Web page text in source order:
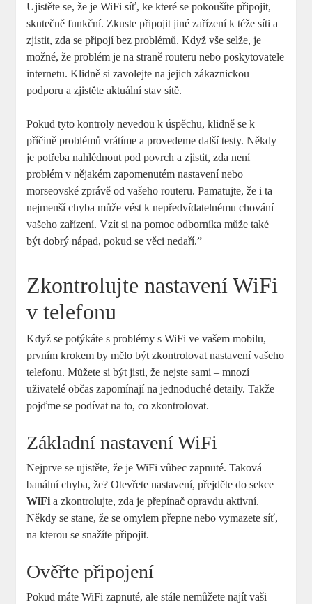
Ujistěte se, že je WiFi síť, ke které se pokoušíte připojit,
skutečně funkční. Zkuste připojit jiné zařízení k téže síti a
zjistit, zda se připojí bez problémů. Když vše selže, je
možné, že problém je na straně routeru nebo poskytovatele
internetu. Klidně si zavolejte na jejich zákaznickou
podporu a zjistěte aktuální stav sítě.
Pokud tyto kontroly nevedou k úspěchu, klidně se k
příčině problémů vrátíme a provedeme další testy. Někdy
je potřeba nahlédnout pod povrch a zjistit, zda není
problém v nějakém zapomenutém nastavení nebo
morseovské zprávě od vašeho routeru. Pamatujte, že i ta
nejmenší chyba může vést k nepředvídatelnému chování
vašeho zařízení. Vzít si na pomoc odborníka může také
být dobrý nápad, pokud se věci nedaří.”
Zkontrolujte nastavení WiFi
v telefonu
Když se potýkáte s problémy s WiFi ve vašem mobilu,
prvním krokem by mělo být zkontrolovat nastavení vašeho
telefonu. Můžete si být jisti, že nejste sami – mnozí
uživatelé občas zapomínají na jednoduché detaily. Takže
pojďme se podívat na to, co zkontrolovat.
Základní nastavení WiFi
Nejprve se ujistěte, že je WiFi vůbec zapnuté. Taková
banální chyba, že? Otevřete nastavení, přejděte do sekce
WiFi a zkontrolujte, zda je přepínač opravdu aktivní.
Někdy se stane, že se omylem přepne nebo vymazete síť,
na kterou se snažíte připojit.
Ověřte připojení
Pokud máte WiFi zapnuté, ale stále nemůžete najít vaši